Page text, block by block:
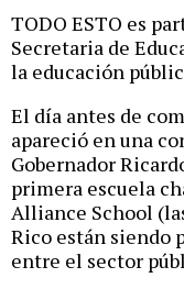
TODO ESTO es
Secretaria de
la educación
El día antes de
apareció en una
Gobernador
primera escuela
Alliance School
Rico están siendo
entre el sector